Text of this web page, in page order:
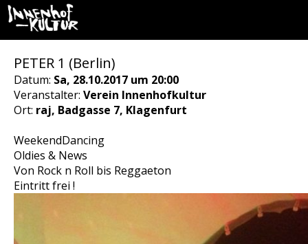
PETER 1 (Berlin)
Datum: Sa, 28.10.2017 um 20:00
Veranstalter: Verein Innenhofkultur
Ort: raj, Badgasse 7, Klagenfurt
WeekendDancing
Oldies & News
Von Rock n Roll bis Reggaeton
Eintritt frei !